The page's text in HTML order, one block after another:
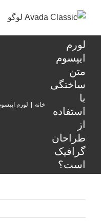
کردن
محتوا
لورم
ایپسوم
متن
ساختگی
با
استفاده
از
طراحان
گرافیک
است؟
خانه لورم